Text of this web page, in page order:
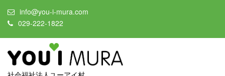
info@you-i-mura.com
029-222-1822